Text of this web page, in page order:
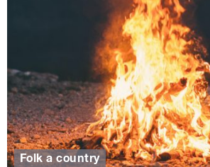
Folk a country